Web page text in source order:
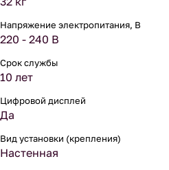
Напряжение электропитания, В
220 - 240 В
Срок службы
10 лет
Цифровой дисплей
Да
Вид установки (крепления)
Настенная